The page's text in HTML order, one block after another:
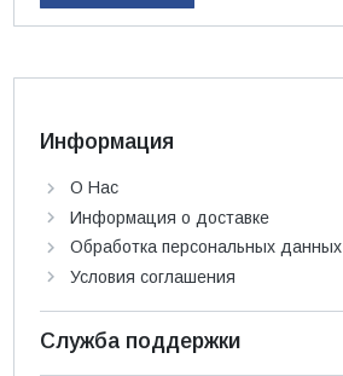
Информация
О Нас
Информация о доставке
Обработка персональных данных
Условия соглашения
Служба поддержки